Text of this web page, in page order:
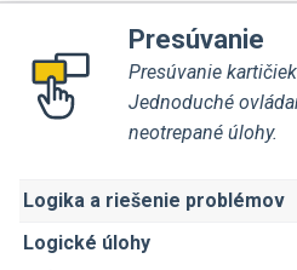
Presúvanie
Presúvanie
Jednoduché
neotrepané úlohy.
Logika a riešenie problémov
Logické úlohy